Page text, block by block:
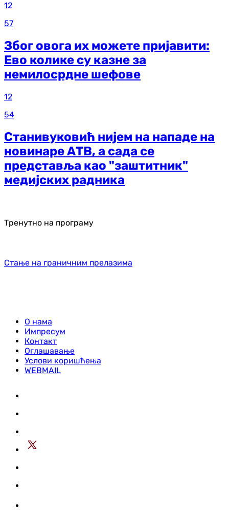
12
57
Због овога их можете пријавити:
Ево колике су казне за
немилосрдне шефове
12
54
Станивуковић нијем на нападе на
новинаре АТВ, а сада се
представља као "заштитник"
медијских радника
Тренутно на програму
Стање на граничним прелазима
О нама
Импресум
Контакт
Оглашавање
Услови коришћења
WEBMAIL